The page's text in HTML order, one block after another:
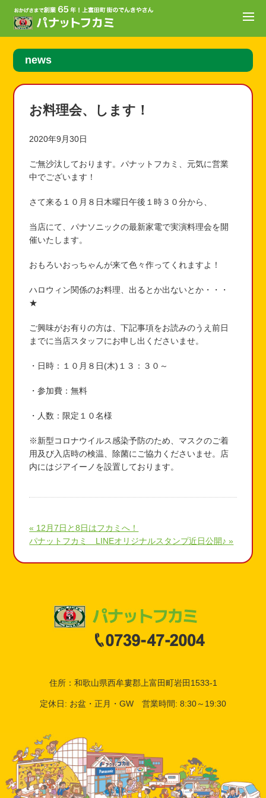
news
お料理会、します！
2020年9月30日
ご無沙汰しております。パナットフカミ、元気に営業
中でございます！
さて来る１０月８日木曜日午後１時３０分から、
当店にて、パナソニックの最新家電で実演料理会を開
催いたします。
おもろいおっちゃんが来て色々作ってくれますよ！
ハロウィン関係のお料理、出るとか出ないとか・・・
★
ご興味がお有りの方は、下記事項をお読みのうえ前日
までに当店スタッフにお申し出くださいませ。
・日時：１０月８日(木)１３：３０～
・参加費：無料
・人数：限定１０名様
※新型コロナウイルス感染予防のため、マスクのご着
用及び入店時の検温、除菌にご協力くださいませ。店
内にはジアイーノを設置しております。
« 12月7日と8日はフカミへ！
パナットフカミ LINEオリジナルスタンプ近日公開♪ »
住所：和歌山県西牟婁郡上富田町岩田1533-1
定休日: お盆・正月・GW 営業時間: 8:30～19:30